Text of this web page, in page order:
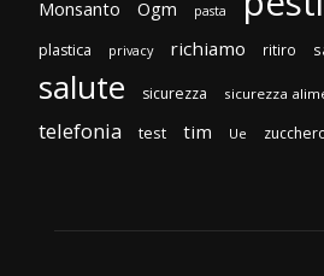
Monsanto Ogm pasta
plastica privacy richiamo ritiro
salute sicurezza sicurezza
telefonia test tim Ue